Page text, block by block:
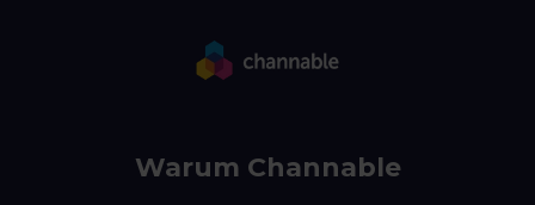
Warum Channable